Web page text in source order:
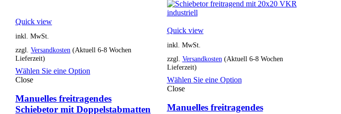
Quick view
inkl. MwSt.
zzgl. Versandkosten (Aktuell 6-8 Wochen
Lieferzeit)
Wählen Sie eine Option
Close
Manuelles freitragendes
Schiebetor mit Doppelstabmatten
Quick view
inkl. MwSt.
zzgl. Versandkosten (Aktuell 6-8 Wochen
Lieferzeit)
Wählen Sie eine Option
Close
Manuelles freitragendes